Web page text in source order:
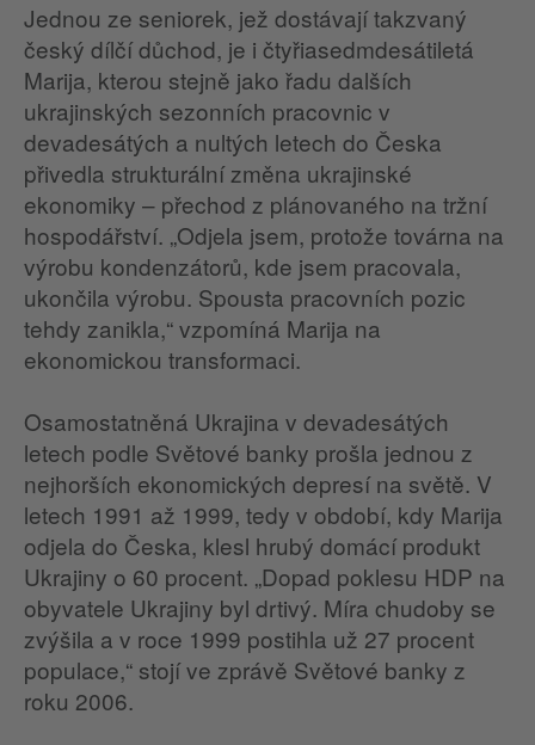
Jednou ze seniorek, jež dostávají takzvaný
český dílčí důchod, je i čtyřiasedmdesátiletá
Marija, kterou stejně jako řadu dalších
ukrajinských sezonních pracovnic v
devadesátých a nultých letech do Česka
přivedla strukturální změna ukrajinské
ekonomiky – přechod z plánovaného na tržní
hospodářství. „Odjela jsem, protože továrna na
výrobu kondenzátorů, kde jsem pracovala,
ukončila výrobu. Spousta pracovních pozic
tehdy zanikla,“ vzpomíná Marija na
ekonomickou transformaci.
Osamostatněná Ukrajina v devadesátých
letech podle Světové banky prošla jednou z
nejhorších ekonomických depresí na světě. V
letech 1991 až 1999, tedy v období, kdy Marija
odjela do Česka, klesl hrubý domácí produkt
Ukrajiny o 60 procent. „Dopad poklesu HDP na
obyvatele Ukrajiny byl drtivý. Míra chudoby se
zvýšila a v roce 1999 postihla už 27 procent
populace,“ stojí ve zprávě Světové banky z
roku 2006.